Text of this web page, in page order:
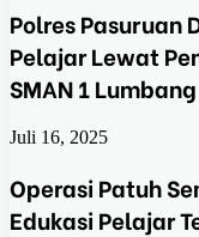
Polres Pasuruan
Pelajar Lewat
SMAN 1 Lumbang
Juli 16, 2025
Operasi Patuh
Edukasi Pelajar